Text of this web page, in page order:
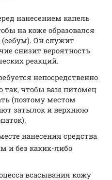
нанесением капель
на коже образовался
(себум). Он служит
снизит вероятность
реакций.
непосредственно
так, чтобы ваш питомец
(поэтому местом
затылок и верхнюю
нанесения средства
и без каких-либо
всасывания кожу